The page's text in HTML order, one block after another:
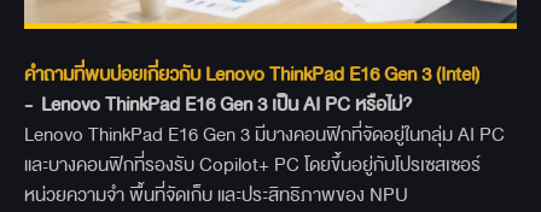
คำถามที่พบบ่อยเกี่ยวกับ Lenovo ThinkPad E16 Gen 3 (Intel)
- Lenovo ThinkPad E16 Gen 3เป็น AI PC หรือไม่?
Lenovo ThinkPad E16 Gen 3 มีบางคอนฟิกที่จัดอยู่ในกลุ่ม AI PC
และบางคอนฟิกที่รองรับ Copilot+ PC โดยขึ้นอยู่กับโปรเซสเซอร์
หน่วยความจำ พื้นที่จัดเก็บ และประสิทธิภาพของ NPU